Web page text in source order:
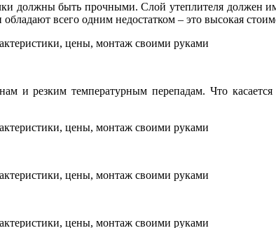
должны быть прочными. Слой утеплителя должен
всего одним недостатком – это высокая
и резким температурным перепадам. Что